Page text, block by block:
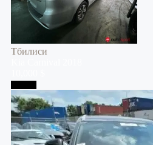
Тбилиси